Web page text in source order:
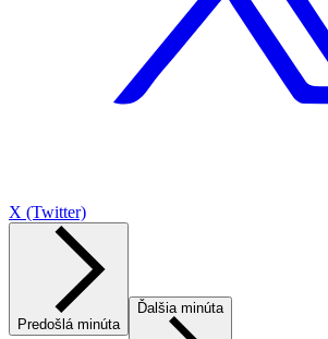
X (Twitter)
Predošlá minúta
Ďalšia minúta